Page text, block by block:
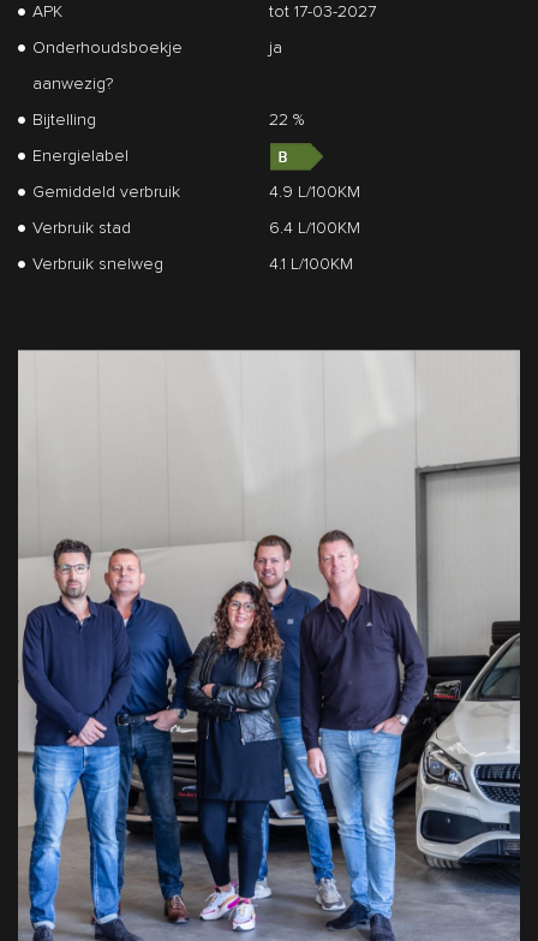
APK
tot 17-03-2027
Onderhoudsboekje
aanwezig?
ja
Bijtelling
22 %
Energielabel
Gemiddeld verbruik
4.9 L/100KM
Verbruik stad
6.4 L/100KM
Verbruik snelweg
4.1 L/100KM